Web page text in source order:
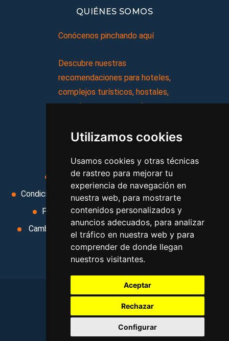
Utilizamos cookies
Usamos cookies y otras técnicas
de rastreo para mejorar tu
experiencia de navegación en
nuestra web, para mostrarte
contenidos personalizados y
anuncios adecuados, para analizar
el tráfico en nuestra web y para
comprender de donde llegan
nuestros visitantes.
Aceptar
Rechazar
Configurar
QUIÉNES SOMOS
Conócenos pinchando aquí
Descubre nuestras
recomendaciones para hoteles,
complejos turísticos, hostales,
vacaciones, paquetes de
Aviso legal
Condiciones de uso
Condiciones Generales
Ley de Viajes Combinados
Política de privacidad
Uso de cookies
Cambiar preferencias de cookies
Area privada
Contacto
2026